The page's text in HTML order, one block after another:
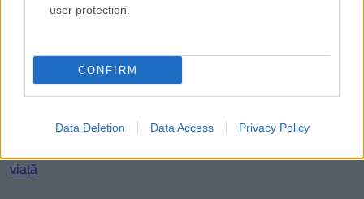
user protection.
CONFIRM
Data Deletion Data Access Privacy Policy
„Fiecare om trebuie să-şi inventeze propriul drum.” —
viață